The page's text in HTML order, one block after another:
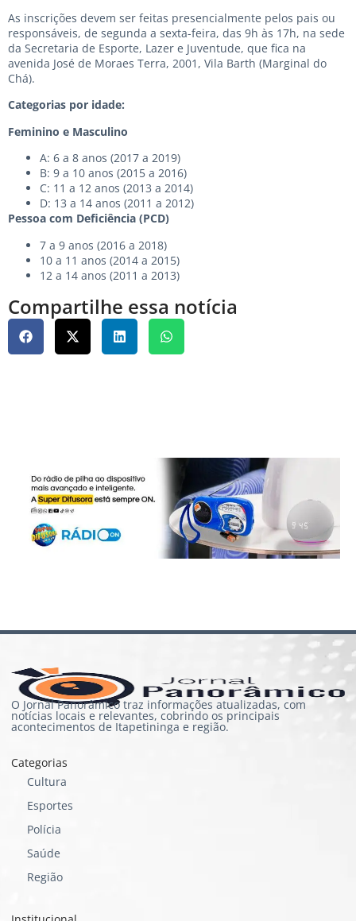
As inscrições devem ser feitas presencialmente pelos pais ou
responsáveis, de segunda a sexta-feira, das 9h às 17h, na sede
da Secretaria de Esporte, Lazer e Juventude, que fica na
avenida José de Moraes Terra, 2001, Vila Barth (Marginal do
Chá).
Categorias por idade:
Feminino e Masculino
A: 6 a 8 anos (2017 a 2019)
B: 9 a 10 anos (2015 a 2016)
C: 11 a 12 anos (2013 a 2014)
D: 13 a 14 anos (2011 a 2012)
Pessoa com Deficiência (PCD)
7 a 9 anos (2016 a 2018)
10 a 11 anos (2014 a 2015)
12 a 14 anos (2011 a 2013)
Compartilhe essa notícia
O Jornal Panorâmico traz informações atualizadas, com
notícias locais e relevantes, cobrindo os principais
acontecimentos de Itapetininga e região.
Categorias
Cultura
Esportes
Polícia
Saúde
Região